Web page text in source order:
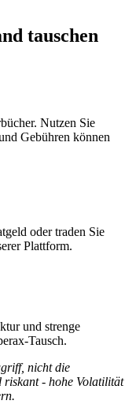
tauschen
Nutzen Sie
Gebühren können
oder traden Sie
Plattform.
und strenge
Tausch.
nicht die
riskant - hohe Volatilität